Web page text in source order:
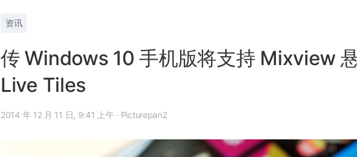
资讯
传 Windows 10 手机版将支持 Mixview
Live Tiles
2014 年 12 月 11 日, 9:41 上午 · Picturepan2